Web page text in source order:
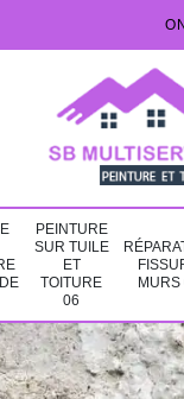
PEINTURE
SUR TUILE
ET
TOITURE
06
MURS